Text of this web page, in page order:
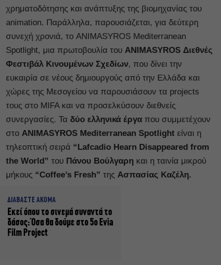
χρηματοδότησης και ανάπτυξης της βιομηχανίας του
animation. Παράλληλα, παρουσιάζεται, για δεύτερη
συνεχή χρονιά, το ANIMASYROS Mediterranean
Spotlight, μια πρωτοβουλία του ANIMASYROS Διεθνές
Φεστιβάλ Κινουμένων Σχεδίων, που δίνει την
ευκαιρία σε νέους δημιουργούς από την Ελλάδα και
χώρες της Μεσογείου να παρουσιάσουν τα projects
τους στο MIFA και να προσελκύσουν διεθνείς
συνεργασίες. Τα δύο ελληνικά έργα που συμμετέχουν
στο ANIMASYROS Mediterranean Spotlight είναι η
τηλεοπτική σειρά “Lafcadio Hearn Disappeared from
the World” του Πάνου Βούλγαρη και η ταινία μικρού
μήκους “Coffee’s Fresh” της Ασπασίας Καζέλη.
ΔΙΑΒΑΣΤΕ ΑΚΟΜΑ
Εκεί όπου το σινεμά συναντά το
δάσος: Όσα θα δούμε στο 5ο Evia
Film Project